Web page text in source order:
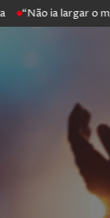
ia largar o miúdo”.